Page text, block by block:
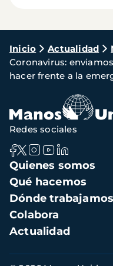
Ruta
de
navegación
Inicio Actualidad
Coronavirus:
hacer frente a la
Navegación
principal
Quienes somos
Qué hacemos
Dónde trabajamos
Colabora
Actualidad
Redes sociales